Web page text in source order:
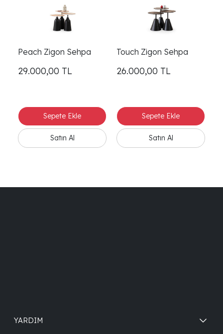
Peach Zigon Sehpa
29.000,00 TL
Touch Zigon Sehpa
26.000,00 TL
YARDIM